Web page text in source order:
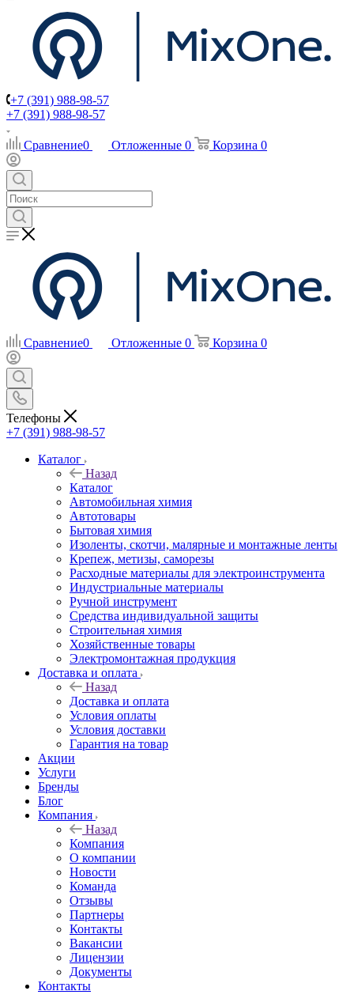
+7 (391) 988-98-57
+7 (391) 988-98-57
Сравнение0 Отложенные 0 Корзина 0
Сравнение0 Отложенные 0 Корзина 0
Телефоны
+7 (391) 988-98-57
Каталог
Назад
Каталог
Автомобильная химия
Автотовары
Бытовая химия
Изоленты, скотчи, малярные и монтажные ленты
Крепеж, метизы, саморезы
Расходные материалы для электроинструмента
Индустриальные материалы
Ручной инструмент
Средства индивидуальной защиты
Строительная химия
Хозяйственные товары
Электромонтажная продукция
Доставка и оплата
Назад
Доставка и оплата
Условия оплаты
Условия доставки
Гарантия на товар
Акции
Услуги
Бренды
Блог
Компания
Назад
Компания
О компании
Новости
Команда
Отзывы
Партнеры
Контакты
Вакансии
Лицензии
Документы
Контакты